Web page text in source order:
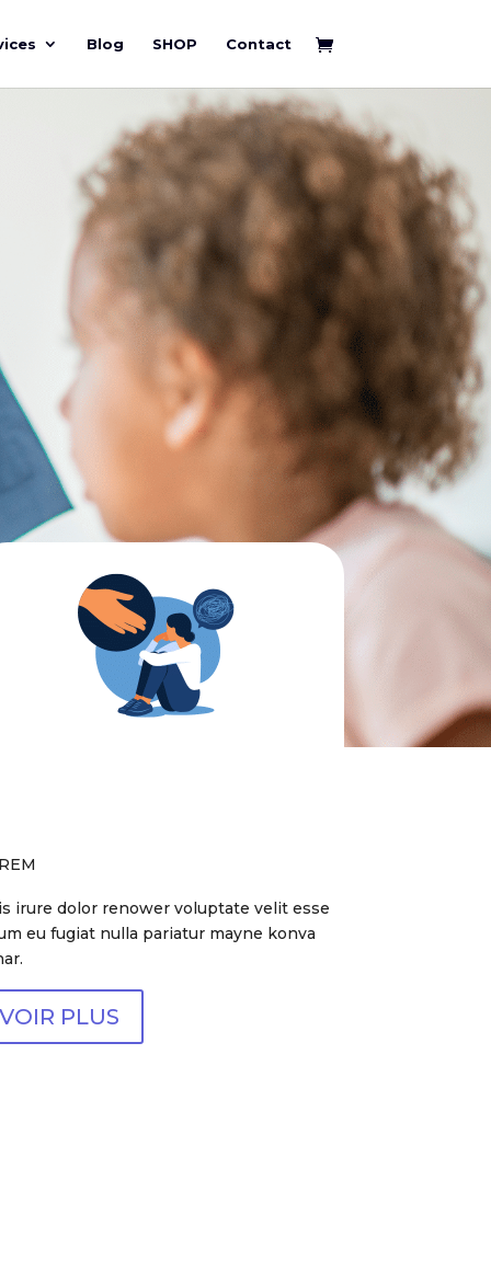
Blog SHOP Contact
irure dolor renower voluptate velit esse
eu fugiat nulla pariatur mayne konva
VOIR PLUS